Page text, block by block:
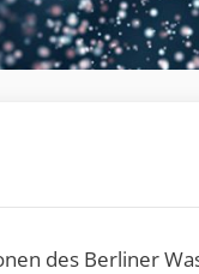
des Berliner